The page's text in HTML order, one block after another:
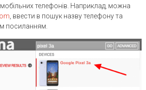
мобільних телефонів. Наприклад, можна
, ввести в пошук назву телефону та
посиланням.